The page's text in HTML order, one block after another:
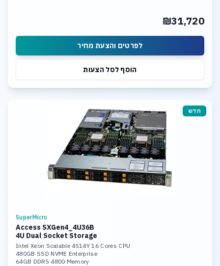
₪31,720
לפרטים והצעת מחיר
הוסף לסל הצעות
חדש
SuperMicro
Access SXGen4_4U36B
4U Dual Socket Storage
Intel Xeon Scalable 4514Y 16 Cores CPU
480GB SSD NVME Enterprise
64GB DDR5 4800 Memory